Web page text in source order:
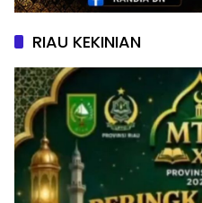
RIAU KEKINIAN